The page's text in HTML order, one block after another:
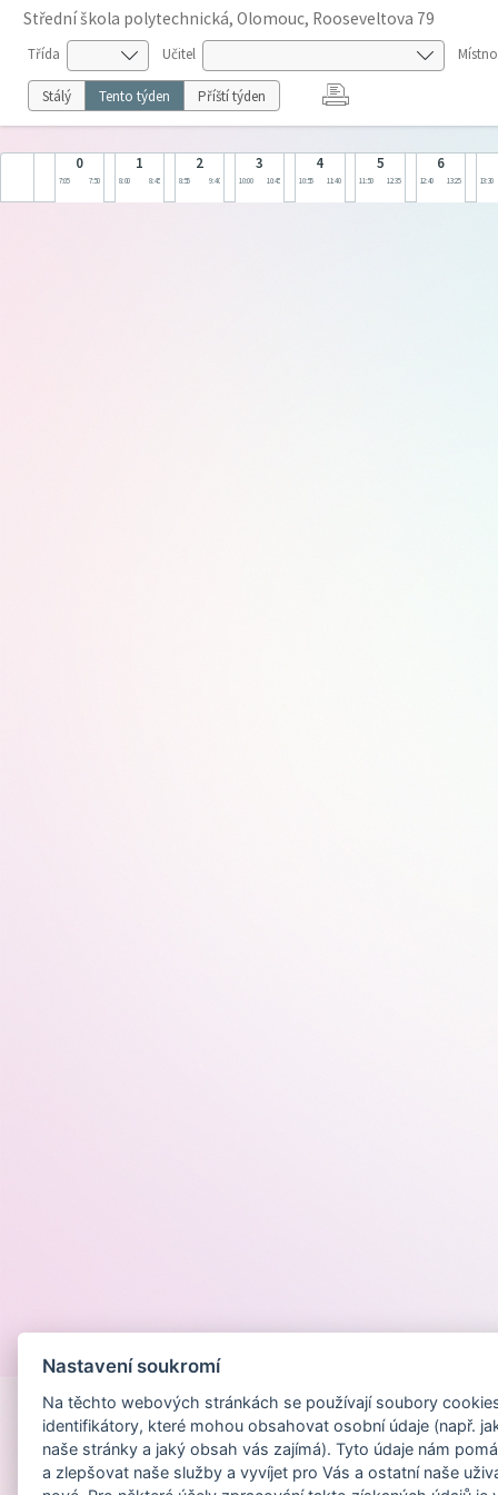
Střední škola polytechnická, Olomouc, Rooseveltova 79
Třída Učitel
Stálý Tento týden Příští týden
0
7:05 7:50
1
8:00 8:45
2
8:55 9:40
3
10:00 10:45
4
10:55 11:40
5
11:50 12:35
6
12:40 13:25 13:30
Nastavení soukromí
Na těchto webových stránkách se používají soubory
identifikátory, které mohou obsahovat osobní údaje (např.
naše stránky a jaký obsah vás zajímá). Tyto údaje nám
a zlepšovat naše služby a vyvíjet pro Vás a ostatní naše